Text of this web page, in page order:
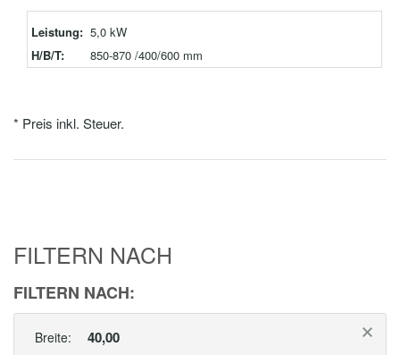
Leistung: 5,0 kW
H/B/T:
850-870 /400/600 mm
* Preis inkl. Steuer.
FILTERN NACH
FILTERN NACH:
Breite: 40,00